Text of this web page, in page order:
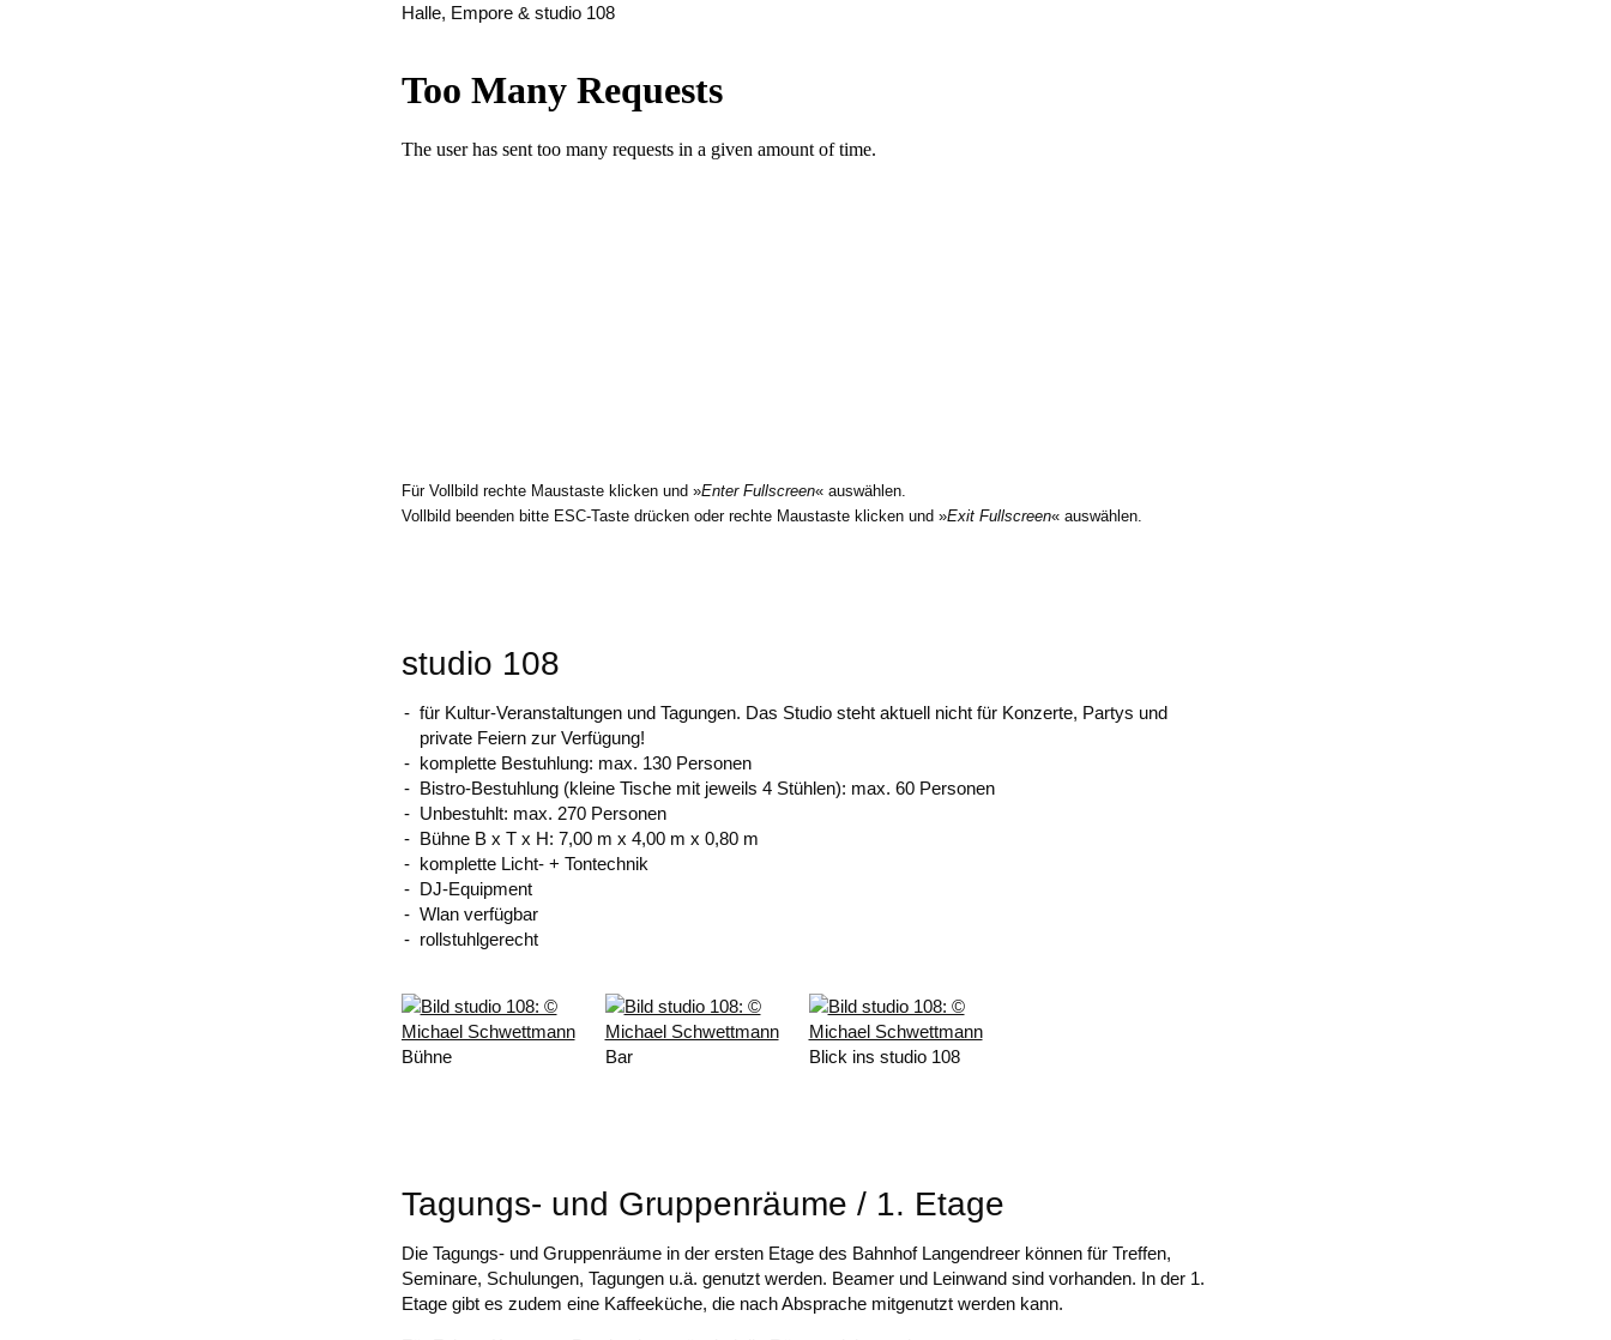
Halle, Empore & studio 108
Für Vollbild rechte Maustaste klicken und »Enter Fullscreen« auswählen.
Vollbild beenden bitte ESC-Taste drücken oder rechte Maustaste klicken und »Exit Fullscreen« auswählen.
studio 108
für Kultur-Veranstaltungen und Tagungen. Das Studio steht aktuell nicht für Konzerte, Partys und
private Feiern zur Verfügung!
komplette Bestuhlung: max. 130 Personen
Bistro-Bestuhlung (kleine Tische mit jeweils 4 Stühlen): max. 60 Personen
Unbestuhlt: max. 270 Personen
Bühne B x T x H: 7,00 m x 4,00 m x 0,80 m
komplette Licht- + Tontechnik
DJ-Equipment
Wlan verfügbar
rollstuhlgerecht
Bühne Bar Blick ins studio 108
Tagungs- und Gruppenräume / 1. Etage
Die Tagungs- und Gruppenräume in der ersten Etage des Bahnhof Langendreer können für Treffen,
Seminare, Schulungen, Tagungen u.ä. genutzt werden. Beamer und Leinwand sind vorhanden. In der 1.
Etage gibt es zudem eine Kaffeeküche, die nach Absprache mitgenutzt werden kann.